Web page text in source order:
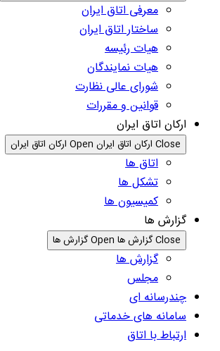
معرفی اتاق ایران
ساختار اتاق ایران
هیات رئیسه
هیات نمایندگان
شورای عالی نظارت
قوانین و مقررات
ارکان اتاق ایران
Close ارکان اتاق ایران Open ارکان اتاق ایران
اتاق ها
تشکل ها
کمیسیون ها
گزارش ها
Close گزارش ها Open گزارش ها
گزارش ها
مجلس
چندرسانه ای
سامانه های خدماتی
ارتباط با اتاق